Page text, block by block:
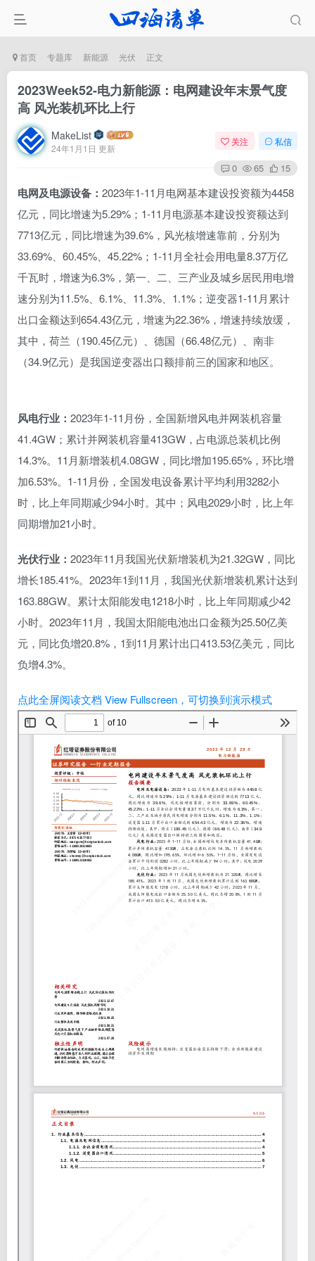
首页 专题库 新能源 光伏 正文
2023Week52-电力新能源：电网建设年末景气度
高 风光装机环比上行
MakeList
24年1月1日 更新
关注 私信
0 65 15
电网及电源设备： 2023年1-11月电网基本建设投资额为4458
亿元，同比增速为5.29%；1-11月电源基本建设投资额达到
7713亿元，同比增速为39.6%，风光核增速靠前，分别为
33.69%、60.45%、45.22%；1-11月全社会用电量8.37万亿
千瓦时，增速为6.3%，第一、二、三产业及城乡居民用电增
速分别为11.5%、6.1%、11.3%、1.1%；逆变器1-11月累计
出口金额达到654.43亿元，增速为22.36%，增速持续放缓，
其中，荷兰（190.45亿元）、德国（66.48亿元）、南非
（34.9亿元）是我国逆变器出口额排前三的国家和地区。
风电行业： 2023年1-11月份，全国新增风电并网装机容量
41.4GW；累计并网装机容量413GW，占电源总装机比例
14.3%。11月新增装机4.08GW，同比增加195.65%，环比增
加6.53%。1-11月份，全国发电设备累计平均利用3282小
时，比上年同期减少94小时。其中；风电2029小时，比上年
同期增加21小时。
光伏行业： 2023年11月我国光伏新增装机为21.32GW，同比
增长185.41%。2023年1到11月，我国光伏新增装机累计达到
163.88GW。累计太阳能发电1218小时，比上年同期减少42
小时。2023年11月，我国太阳能电池出口金额为25.50亿美
元，同比负增20.8%，1到11月累计出口413.53亿美元，同比
负增4.3%。
点此全屏阅读文档 View Fullscreen，可切换到演示模式